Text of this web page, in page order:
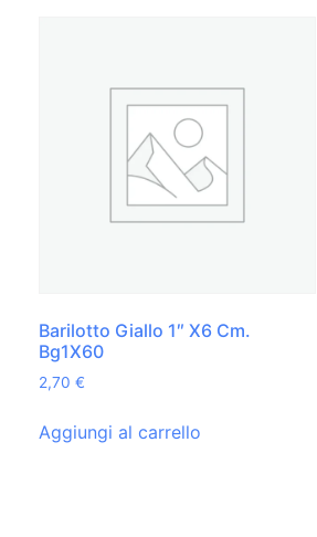
Barilotto Giallo 1″ X6 Cm.
Bg1X60
2,70 €
Aggiungi al carrello